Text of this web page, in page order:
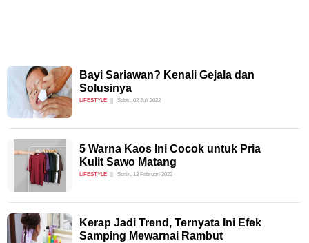
Bayi Sariawan? Kenali Gejala dan
Solusinya
LIFESTYLE Sabtu, 02 Juli 2022
5 Warna Kaos Ini Cocok untuk Pria
Kulit Sawo Matang
LIFESTYLE Senin, 13 Februari 2023
Kerap Jadi Trend, Ternyata Ini Efek
Samping Mewarnai Rambut